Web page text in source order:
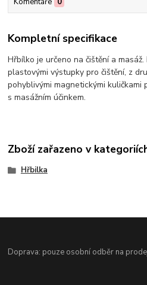
Kompletní specifikace
Hřbílko je určeno na čištění a
plastovými výstupky pro čištění, z
pohyblivými magnetickými
s masážním účinkem.
Zboží zařazeno v
Hřbilka
Doprava: pouze osobní odběr na